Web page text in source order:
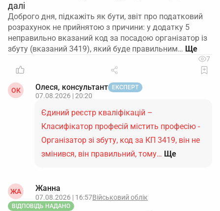
далі
Доброго дня, підкажіть як бути, звіт про податковий
розрахунок не прийнятою з причини: у додатку 5
неправильно вказаний код за посадою організатор із
збуту (вказаний 3419), який буде правильним…
7
ОК Олеся, консультант ЕКСПЕРТ
07.08.2026 | 20:20
Єдиний реєстр кваліфікацій –
Класифікатор професій містить професію -
Організатор зі збуту, код за КП 3419, він не
змінився, він правильний, тому… Ще
ЖА Жанна
07.08.2026 | 16:57Військовий облік
ВІДПОВІДЬ НАДАНО